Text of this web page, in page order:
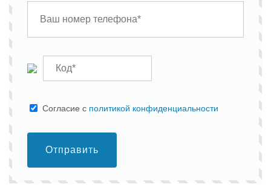
Cогласие с политикой конфиденциальности
Отправить